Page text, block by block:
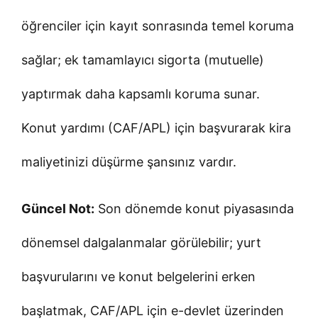
öğrenciler için kayıt sonrasında temel koruma
sağlar; ek tamamlayıcı sigorta (mutuelle)
yaptırmak daha kapsamlı koruma sunar.
Konut yardımı (CAF/APL) için başvurarak kira
maliyetinizi düşürme şansınız vardır.
Güncel Not: Son dönemde konut piyasasında
dönemsel dalgalanmalar görülebilir; yurt
başvurularını ve konut belgelerini erken
başlatmak, CAF/APL için e-devlet üzerinden